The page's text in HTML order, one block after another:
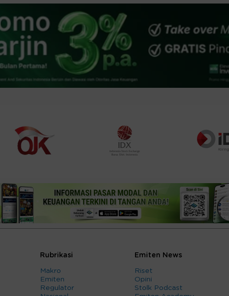
Rubrikasi
Makro
Emiten
Regulator
Emiten News
Riset
Opini
Stolk Podcast